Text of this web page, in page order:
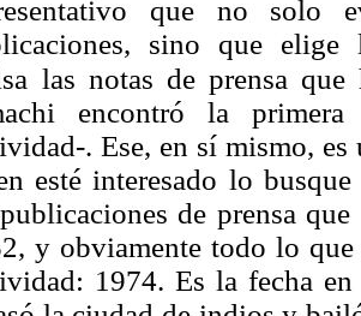
que no solo
sino que elige
las notas de prensa
encontró la
. Ese, en sí mismo,
esté interesado lo
de prensa
y obviamente todo lo
1974. Es la fecha